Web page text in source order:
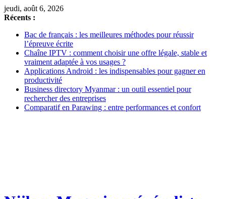
jeudi, août 6, 2026
Récents :
Bac de français : les meilleures méthodes pour réussir
l’épreuve écrite
Chaîne IPTV : comment choisir une offre légale, stable et
vraiment adaptée à vos usages ?
Applications Android : les indispensables pour gagner en
productivité
Business directory Myanmar : un outil essentiel pour
rechercher des entreprises
Comparatif en Parawing : entre performances et confort